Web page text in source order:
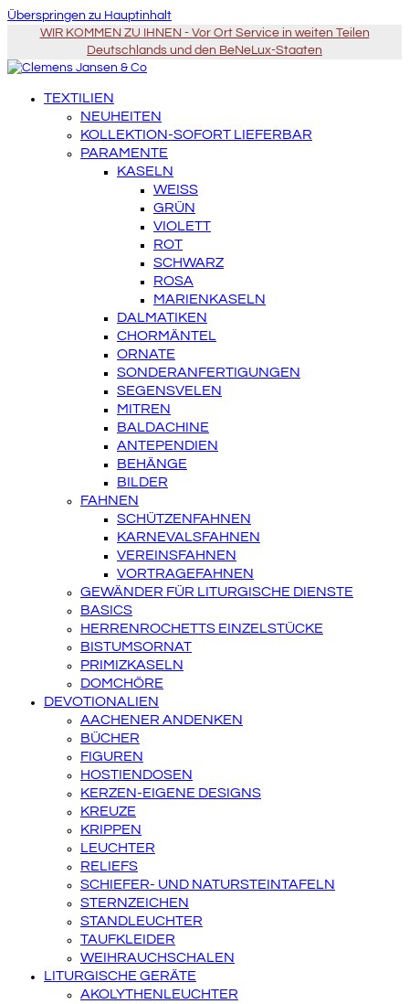
Überspringen zu Hauptinhalt
WIR KOMMEN ZU IHNEN - Vor Ort Service in weiten Teilen
Deutschlands und den BeNeLux-Staaten
TEXTILIEN
NEUHEITEN
KOLLEKTION-SOFORT LIEFERBAR
PARAMENTE
KASELN
WEISS
GRÜN
VIOLETT
ROT
SCHWARZ
ROSA
MARIENKASELN
DALMATIKEN
CHORMÄNTEL
ORNATE
SONDERANFERTIGUNGEN
SEGENSVELEN
MITREN
BALDACHINE
ANTEPENDIEN
BEHÄNGE
BILDER
FAHNEN
SCHÜTZENFAHNEN
KARNEVALSFAHNEN
VEREINSFAHNEN
VORTRAGEFAHNEN
GEWÄNDER FÜR LITURGISCHE DIENSTE
BASICS
HERRENROCHETTS EINZELSTÜCKE
BISTUMSORNAT
PRIMIZKASELN
DOMCHÖRE
DEVOTIONALIEN
AACHENER ANDENKEN
BÜCHER
FIGUREN
HOSTIENDOSEN
KERZEN-EIGENE DESIGNS
KREUZE
KRIPPEN
LEUCHTER
RELIEFS
SCHIEFER- UND NATURSTEINTAFELN
STERNZEICHEN
STANDLEUCHTER
TAUFKLEIDER
WEIHRAUCHSCHALEN
LITURGISCHE GERÄTE
AKOLYTHENLEUCHTER